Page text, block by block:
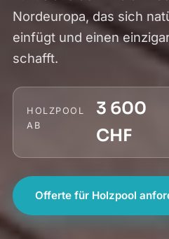
Nordeuropa, das sich
einfügt und einen
schafft.
HOLZPOOL
AB
3 600
CHF
Offerte für Holzpool